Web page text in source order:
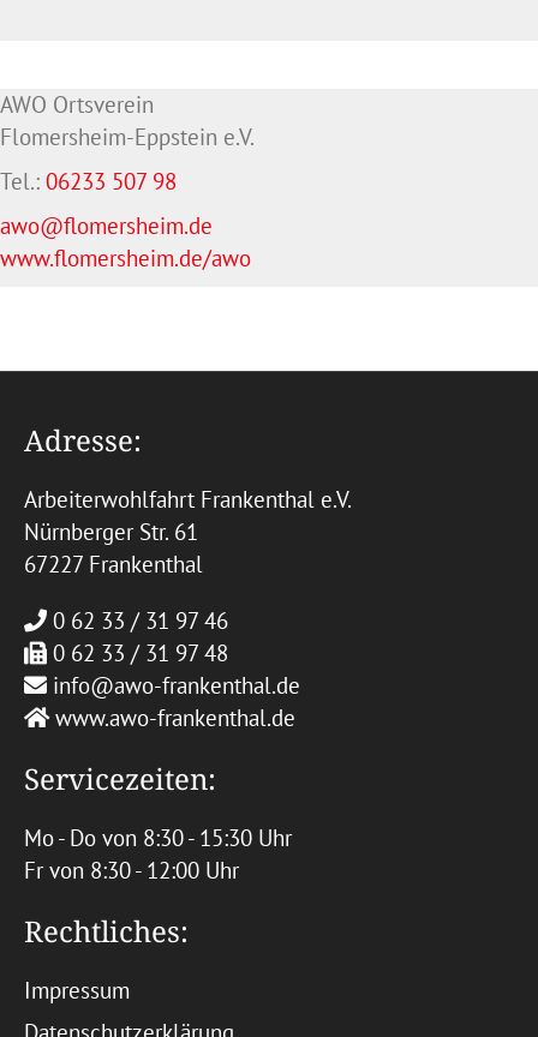
AWO Ortsverein
Flomersheim-Eppstein e.V.
Tel.: 06233 507 98
awo@flomersheim.de
www.flomersheim.de/awo
Adresse:
Arbeiterwohlfahrt Frankenthal e.V.
Nürnberger Str. 61
67227 Frankenthal
0 62 33 / 31 97 46
0 62 33 / 31 97 48
info@awo-frankenthal.de
www.awo-frankenthal.de
Servicezeiten:
Mo - Do von 8:30 - 15:30 Uhr
Fr von 8:30 - 12:00 Uhr
Rechtliches:
Impressum